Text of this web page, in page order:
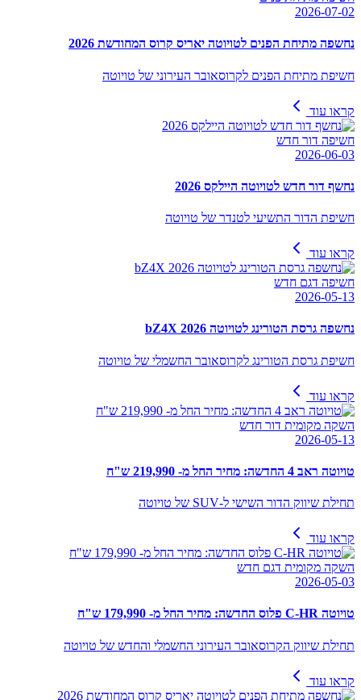
2026-07-02
נחשפה מתיחת הפנים לטויוטה יאריס קרוס המחודשת 2026
חשיפת מתיחת הפנים לקרוסאובר העירוני של טויוטה
קראו עוד
חשיפה דור חדש
2026-06-03
נחשף דור חדש לטויוטה היילקס 2026
חשיפת הדור התשיעי לטנדר של טויוטה
קראו עוד
חשיפה דגם חדש
2026-05-13
נחשפה גרסת הטורינג לטויוטה bZ4X 2026
חשיפת גרסת הטורינג לקרוסאובר החשמלי של טויוטה
קראו עוד
השקה מקומית דור חדש
2026-05-13
טויוטה ראב 4 החדשה: מחיר החל מ- 219,990 ש"ח
תחילת שיווק הדור השישי ל-SUV של טויוטה
קראו עוד
השקה מקומית דגם חדש
2026-05-03
טויוטה C-HR פלוס החדשה: מחיר החל מ- 179,990 ש"ח
תחילת שיווק הקרוסאובר העירוני החשמלי והחדש של טויוטה
קראו עוד